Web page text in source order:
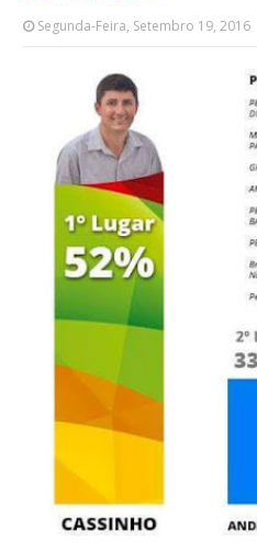
Segunda-Feira, Setembro 19, 2016